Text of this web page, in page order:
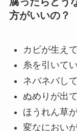
方がいいの？
カビが生え
糸を引いて
ネバネバし
ぬめりが出
ほうれん草
変なにおい